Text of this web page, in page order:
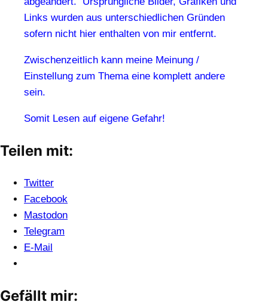
Links wurden aus unterschiedlichen Gründen
sofern nicht hier enthalten von mir entfernt.
Zwischenzeitlich kann meine Meinung /
Einstellung zum Thema eine komplett andere
sein.
Somit Lesen auf eigene Gefahr!
Teilen mit:
Twitter
Facebook
Mastodon
Telegram
E-Mail
Gefällt mir: